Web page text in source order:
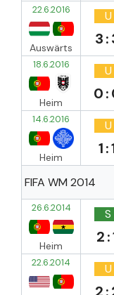
22.6.2016
Auswärts
U
18.6.2016
Heim
U
14.6.2016
Heim
U
FIFA WM 2014
26.6.2014
Heim
S
22.6.2014 U